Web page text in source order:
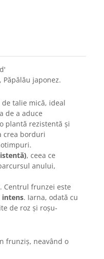
Păpălău japonez.
talie mică, ideal
de a aduce
plantă rezistentă și
crea borduri
, ceea ce
anului,
Centrul frunzei este
intens. Iarna, odată cu
de roz și roșu-
frunziș, neavând o